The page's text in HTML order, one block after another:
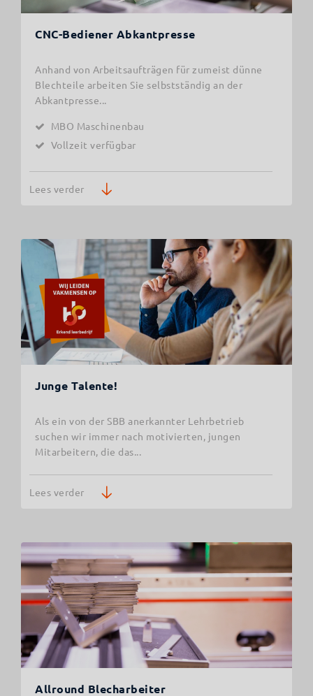
CNC-Bediener Abkantpresse
Anhand von Arbeitsaufträgen für zumeist dünne
Blechteile arbeiten Sie selbstständig an der
Abkantpresse...
MBO Maschinenbau
Vollzeit verfügbar
Lees verder
Junge Talente!
Als ein von der SBB anerkannter Lehrbetrieb
suchen wir immer nach motivierten, jungen
Mitarbeitern, die das...
Lees verder
Allround Blecharbeiter